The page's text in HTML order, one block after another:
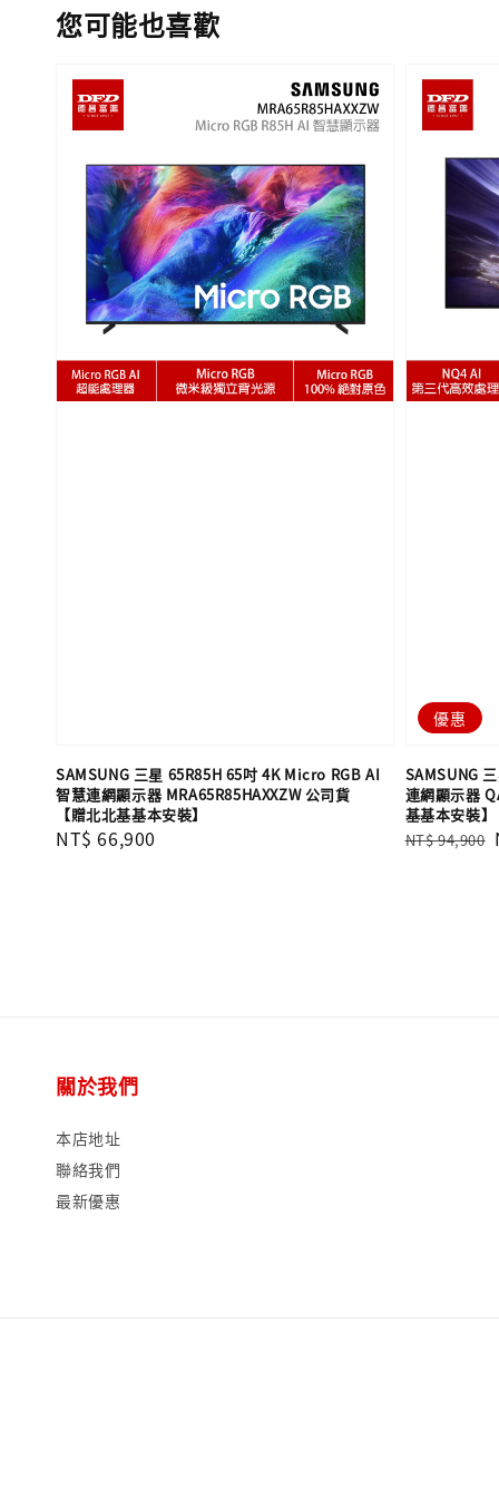
您可能也喜歡
SAMSUNG 三星 65R85H 65吋 4K Micro RGB AI
智慧連網顯示器 MRA65R85HAXXZW 公司貨
【贈北北基基本安裝】
Regular
NT$ 66,900
優惠
SAMSUNG
連網顯示器
基基本安裝】
Regular
NT$ 94,900
關於我們
本店地址
聯絡我們
最新優惠